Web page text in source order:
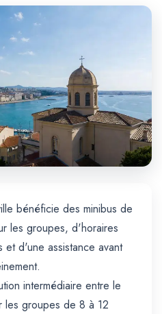
bénéficie des minibus de
les groupes, d'horaires
et d'une assistance avant
intermédiaire entre le
les groupes de 8 à 12